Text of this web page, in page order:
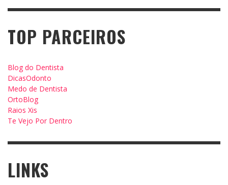
TOP PARCEIROS
Blog do Dentista
DicasOdonto
Medo de Dentista
OrtoBlog
Raios Xis
Te Vejo Por Dentro
LINKS